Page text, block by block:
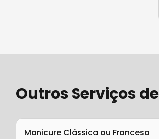
Outros Serviços de
Manicure Clássica ou Francesa